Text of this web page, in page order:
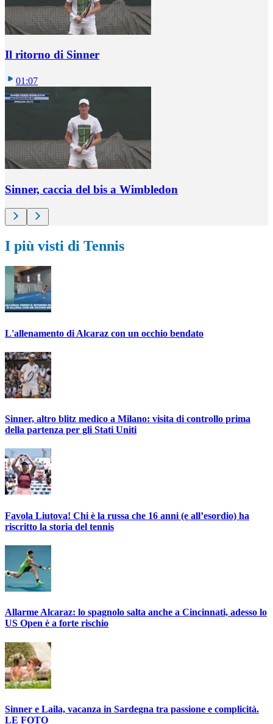
Il ritorno di Sinner
01:07
Sinner, caccia del bis a Wimbledon
I più visti di Tennis
L'allenamento di Alcaraz con un occhio bendato
Sinner, altro blitz medico a Milano: visita di controllo prima
della partenza per gli Stati Uniti
Favola Liutova! Chi è la russa che 16 anni (e all’esordio) ha
riscritto la storia del tennis
Allarme Alcaraz: lo spagnolo salta anche a Cincinnati, adesso lo
US Open è a forte rischio
Sinner e Laila, vacanza in Sardegna tra passione e complicità.
LE FOTO